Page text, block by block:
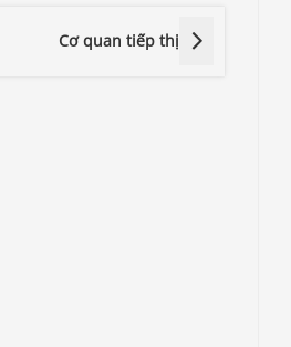
Cơ quan tiếp thị